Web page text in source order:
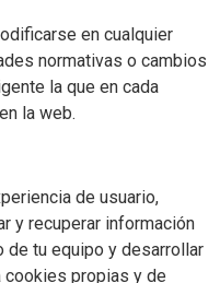
en cualquier
normativas o cambios
la que en cada
la web.
de usuario,
y recuperar información
de tu equipo y desarrollar
propias y de